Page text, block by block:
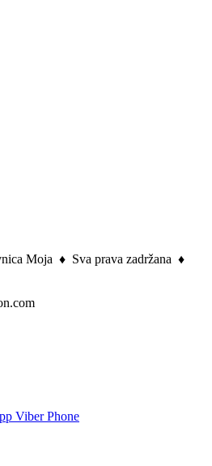
Moja ♦ Sva prava zadržana ♦
Viber Phone